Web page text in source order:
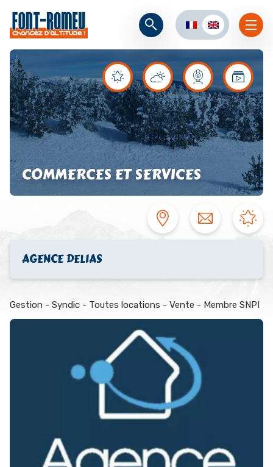
COMMERCES ET SERVICES
AGENCE DELIAS
Gestion - Syndic - Toutes locations - Vente - Membre SNPI